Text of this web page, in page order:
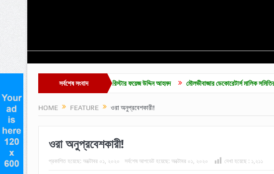
সর্বশেষ সংবাদ
পেয়ে সদস্য নির্বাচিত হলেন ব্যারিস্টার ফয়েজ উদ্দিন আহমদ মৌলভীবাজার ডেকোরেটার্স মালিক সমিতির জেলা কমিটি গঠন
HOME FEATURE ওরা অনুপ্রবেশকারী!
ওরা অনুপ্রবেশকারী!
প্রকাশিত হয়েছে: অক্টোবর ০১, ২০২০ সর্বশেষ আপডেট হয়েছে: অক্টোবর ০১, ২০২০ দেখা হয়েছে : ১,২১১